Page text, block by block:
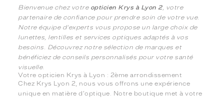
Bienvenue chez votre opticien Krys à Lyon 2, votre
partenaire de confiance pour prendre soin de votre vue.
Notre équipe d'experts vous propose un large choix de
lunettes, lentilles et services optiques adaptés à vos
besoins. Découvrez notre sélection de marques et
bénéficiez de conseils personnalisés pour votre santé
visuelle.
Votre opticien Krys à Lyon : 2ème arrondissement
Chez Krys Lyon 2, nous vous offrons une expérience
unique en matière d'optique. Notre boutique met à votre